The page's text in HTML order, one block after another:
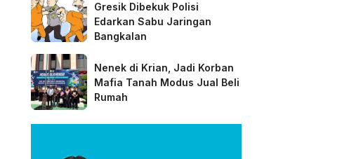
Gresik Dibekuk Polisi
Edarkan Sabu Jaringan
Bangkalan
Nenek di Krian, Jadi Korban
Mafia Tanah Modus Jual Beli
Rumah